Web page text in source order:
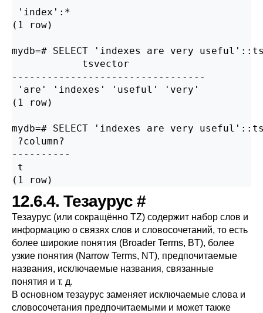
'index':*
(1 row)
mydb=# SELECT 'indexes are very
            tsvector
---------------------------------
'are' 'indexes' 'useful' 'very'
(1 row)
mydb=# SELECT 'indexes are very
?column?
----------
t
12.6.4. Тезаурус #
Тезаурус (или сокращённо TZ) содержит набор слов и
информацию о связях слов и словосочетаний, то есть
более широкие понятия (Broader Terms, BT), более
узкие понятия (Narrow Terms, NT), предпочитаемые
названия, исключаемые названия, связанные
понятия и т. д.
В основном тезаурус заменяет исключаемые слова и
словосочетания предпочитаемыми и может также